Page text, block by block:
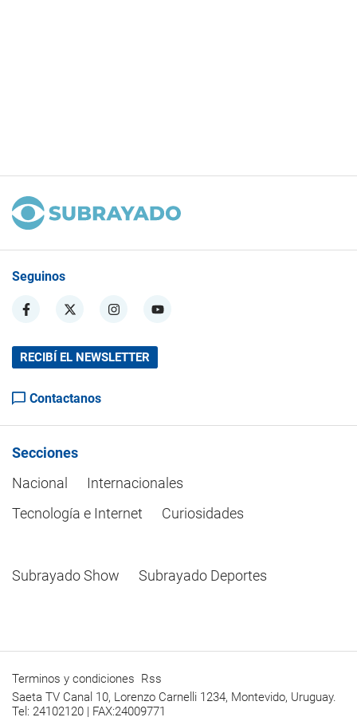
Seguinos
RECIBÍ EL NEWSLETTER
Contactanos
Secciones
Nacional
Internacionales
Tecnología e Internet
Curiosidades
Subrayado Show Subrayado Deportes
Terminos y condiciones Rss
Saeta TV Canal 10, Lorenzo Carnelli 1234, Montevido, Uruguay.
Tel: 24102120 | FAX:24009771